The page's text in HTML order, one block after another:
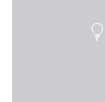
„QUAZAR“ mit